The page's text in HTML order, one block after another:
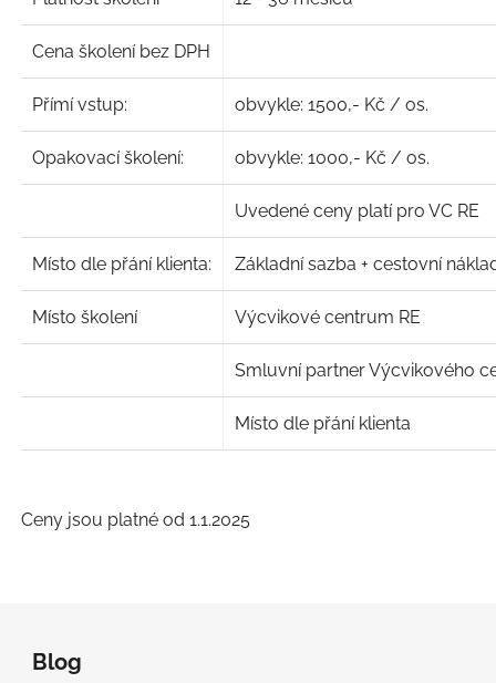
Cena školení bez DPH
Přímí vstup: obvykle: 1500,- Kč / os.
Opakovací školení: obvykle: 1000,- Kč / os.
Uvedené ceny platí pro VC RE
Místo dle přání klienta: Základní sazba + cestovní
Místo školení Výcvikové centrum RE
Smluvní partner Výcvikového
Místo dle přání klienta
Ceny jsou platné od 1.1.2025
Blog